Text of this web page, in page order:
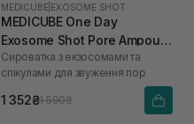
MEDICUBE EXOSOME SHOT
MEDICUBE One Day
Exosome Shot Pore Ampoule
2000 30 мл
Сироватка з екзосомами та
спікулами для звуження пор
1 352₴1 590₴